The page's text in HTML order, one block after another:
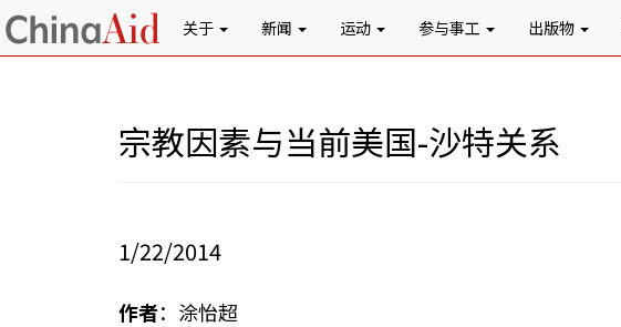
关于 新闻 运动 参与事工 出版物
宗教因素与当前美国-沙特关系
1/22/2014
作者：涂怡超